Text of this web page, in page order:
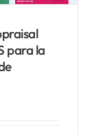
para la